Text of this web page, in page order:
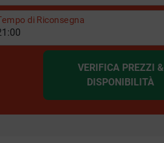
di Riconsegna
VERIFICA PREZZI &
DISPONIBILITÀ